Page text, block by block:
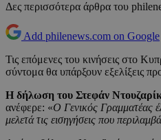
Δες περισσότερα άρθρα του
Add philenews.com on Google
Τις επόμενες του κινήσεις στο
σύντομα θα υπάρξουν εξελίξεις
Η δήλωση του Στεφάν Ντουζαρίκ
ανέφερε: «Ο Γενικός Γραμματέας
μελετά τις εισηγήσεις που